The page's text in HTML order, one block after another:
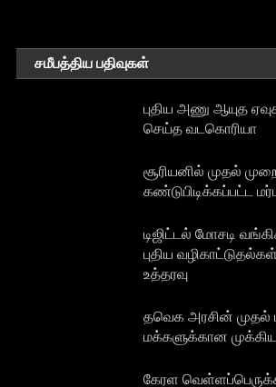
சமீபத்திய பதிவுகள்
புதிய அணு ஆயுத
செய்த வடகொரியா
சூரியனில் முதல்
கண்டுபிடிக்கப்பட்ட
டிஜிட்டல் மோசடி
புதிய
உத்தரவு
தவெக அரசின் முதல்
மக்களுக்கான முக்கிய
கேரள